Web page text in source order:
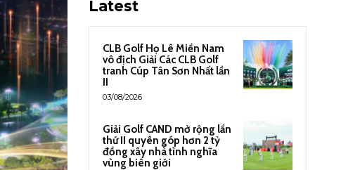
Latest
CLB Golf Họ Lê Miền Nam
vô địch Giải Các CLB Golf
tranh Cúp Tân Sơn Nhất lần
II
03/08/2026
Giải Golf CAND mở rộng lần
thứ II quyên góp hơn 2 tỷ
đồng xây nhà tình nghĩa
vùng biên giới